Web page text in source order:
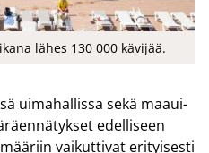
lähes 130 000 kävijää.
ui­ma­hal­lis­sa sekä maa­ui­
edel­li­seen
vai­kut­ti­vat eri­tyi­ses­ti